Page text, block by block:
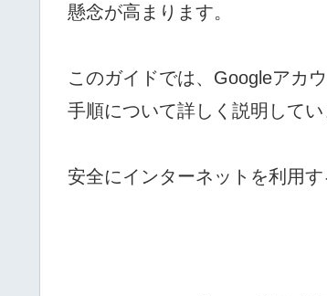
懸念が高まります。
このガイドでは、Googleアカ
手順について詳しく説明してい
安全にインターネットを利用